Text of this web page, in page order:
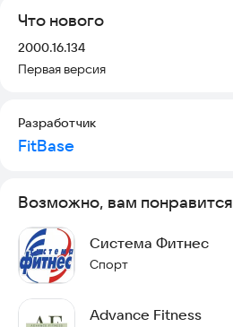
Что нового
Версия:
2000.16.134
Первая версия
Разработчик
FitBase
Возможно, вам понравится
Система Фитнес
Спорт
Advance Fitness